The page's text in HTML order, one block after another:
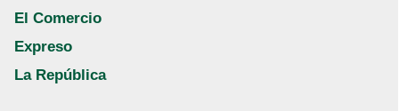
El Comercio
Expreso
La República